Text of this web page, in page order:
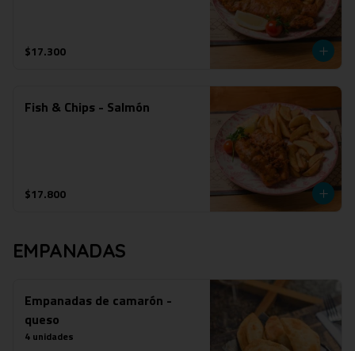
$17.300
Fish & Chips - Salmón
$17.800
EMPANADAS
Empanadas de camarón -
queso
4 unidades